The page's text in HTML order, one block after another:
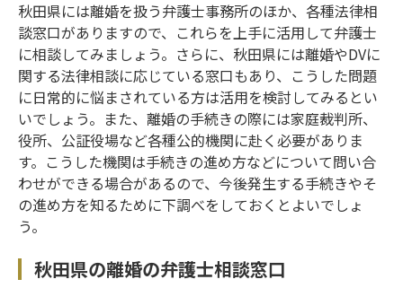
秋田県には離婚を扱う弁護士事務所のほか、各種法律相
談窓口がありますので、これらを上手に活用して弁護士
に相談してみましょう。さらに、秋田県には離婚やDVに
関する法律相談に応じている窓口もあり、こうした問題
に日常的に悩まされている方は活用を検討してみるとい
いでしょう。また、離婚の手続きの際には家庭裁判所、
役所、公証役場など各種公的機関に赴く必要がありま
す。こうした機関は手続きの進め方などについて問い合
わせができる場合があるので、今後発生する手続きやそ
の進め方を知るために下調べをしておくとよいでしょ
う。
秋田県の離婚の弁護士相談窓口